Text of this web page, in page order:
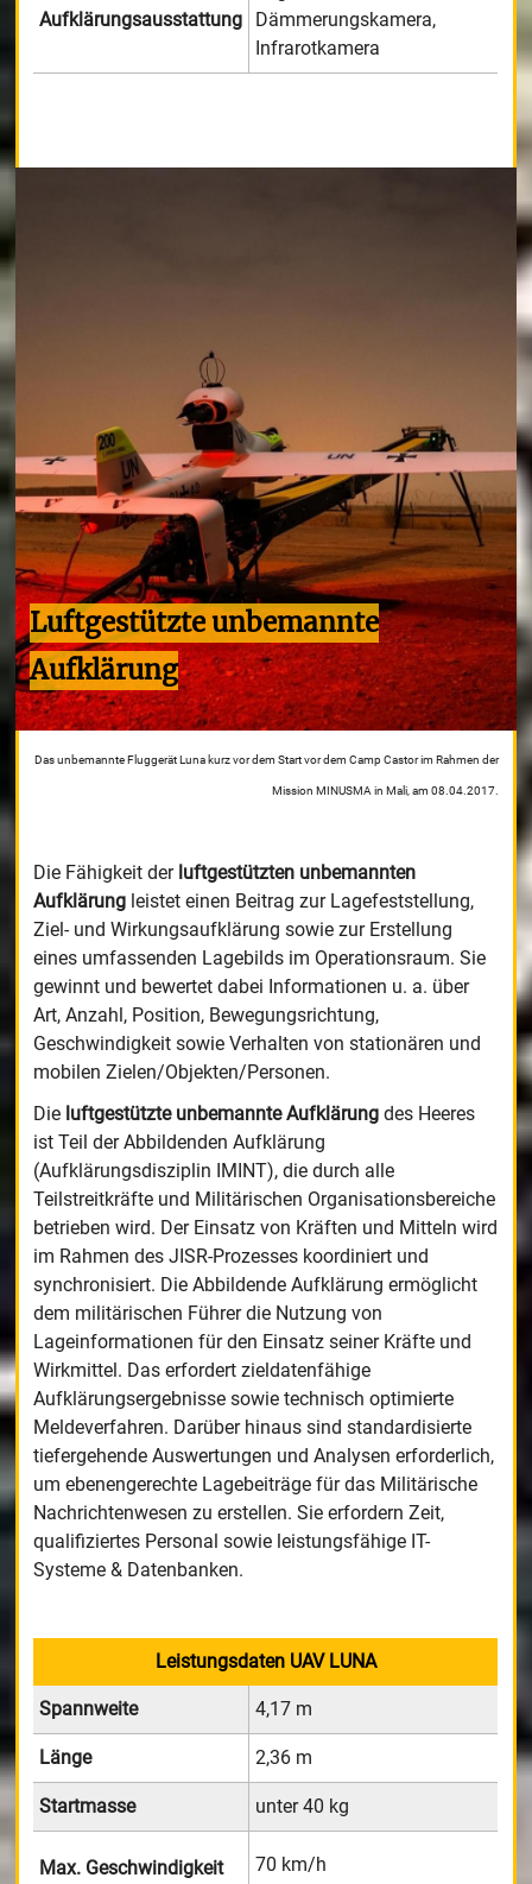
Aufklärungsausstattung
Dämmerungskamera,
Infrarotkamera
Luftgestützte unbemannte
Aufklärung
Das unbemannte Fluggerät Luna kurz vor dem Start vor dem Camp Castor im Rahmen der
Mission MINUSMA in Mali, am 08.04.2017.
Die Fähigkeit der luftgestützten unbemannten
Aufklärung leistet einen Beitrag zur Lagefeststellung,
Ziel- und Wirkungsaufklärung sowie zur Erstellung
eines umfassenden Lagebilds im Operationsraum. Sie
gewinnt und bewertet dabei Informationen u. a. über
Art, Anzahl, Position, Bewegungsrichtung,
Geschwindigkeit sowie Verhalten von stationären und
mobilen Zielen/Objekten/Personen.
Die luftgestützte unbemannte Aufklärung des Heeres
ist Teil der Abbildenden Aufklärung
(Aufklärungsdisziplin IMINT), die durch alle
Teilstreitkräfte und Militärischen Organisationsbereiche
betrieben wird. Der Einsatz von Kräften und Mitteln wird
im Rahmen des JISR-Prozesses koordiniert und
synchronisiert. Die Abbildende Aufklärung ermöglicht
dem militärischen Führer die Nutzung von
Lageinformationen für den Einsatz seiner Kräfte und
Wirkmittel. Das erfordert zieldatenfähige
Aufklärungsergebnisse sowie technisch optimierte
Meldeverfahren. Darüber hinaus sind standardisierte
tiefergehende Auswertungen und Analysen erforderlich,
um ebenengerechte Lagebeiträge für das Militärische
Nachrichtenwesen zu erstellen. Sie erfordern Zeit,
qualifiziertes Personal sowie leistungsfähige IT-
Systeme & Datenbanken.
Leistungsdaten UAV LUNA
Spannweite 4,17 m
Länge 2,36 m
Startmasse unter 40 kg
Max. Geschwindigkeit 70 km/h